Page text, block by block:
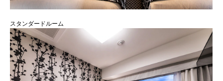
スタンダードルーム